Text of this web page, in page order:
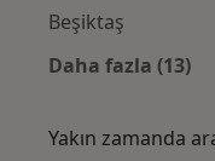
Beşiktaş
Daha fazla (13)
Yakın zamanda